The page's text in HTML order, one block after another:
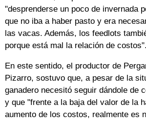
"desprenderse un poco de invernada
que no iba a haber pasto y era
las vacas. Además, los feedlots
porque está mal la relación de costos".
En este sentido, el productor de
Pizarro, sostuvo que, a pesar de la
ganadero necesitó seguir dándole de
y que "frente a la baja del valor de la
aumento de los costos, realmente es